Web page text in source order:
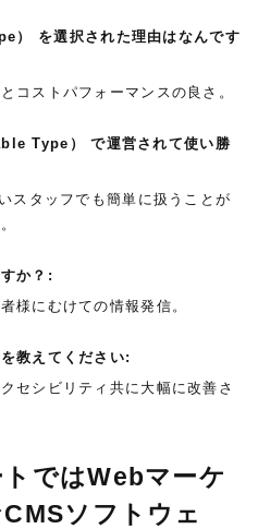
） を選択された理由はなんです
コストパフォーマンスの良さ。
Type） で運営されて使い勝
スタッフでも簡単に扱うことが
か？:
者様にむけての情報発信。
教えてください:
セシビリティ共に大幅に改善さ
ではWebマーケ
ソフトウェ